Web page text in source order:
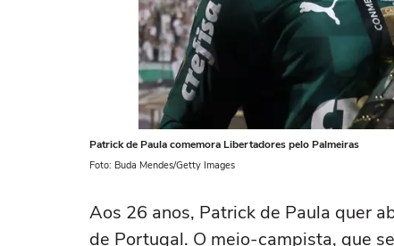
Patrick de Paula comemora Libertadores pelo Palmeiras
Foto: Buda Mendes/Getty Images
Aos 26 anos, Patrick de Paula quer
de Portugal. O meio-campista, que